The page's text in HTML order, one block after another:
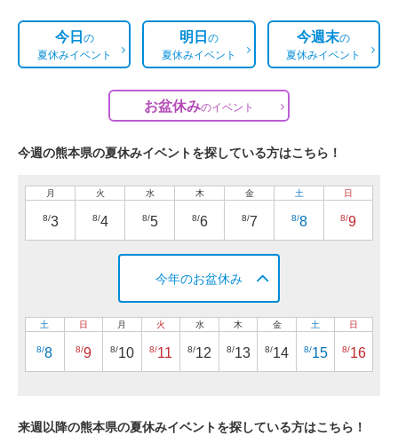
今日の
夏休みイベント
明日の
夏休みイベント
今週末の
夏休みイベント
お盆休みのイベント
今週の熊本県の夏休みイベントを探している方はこちら！
月
8/3
火
8/4
水
8/5
木
8/6
金
8/7
土
8/8
日
8/9
今年のお盆休み
土
8/8
日
8/9
月
8/10
火
8/11
水
8/12
木
8/13
金
8/14
土
8/15
日
8/16
来週以降の熊本県の夏休みイベントを探している方はこちら！